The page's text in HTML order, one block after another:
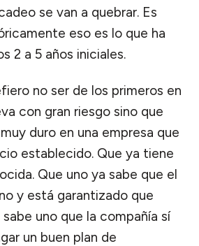
se van a quebrar. Es
eso es lo que ha
2 a 5 años iniciales.
no ser de los primeros en
con gran riesgo sino que
duro en una empresa que
establecido. Que ya tiene
Que uno ya sabe que el
y está garantizado que
uno que la compañía sí
un buen plan de